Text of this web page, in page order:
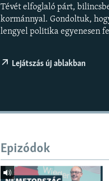
Tévét elfoglaló párt,
kormánnyal. Gondoltuk,
lengyel politika egyenesen
Lejátszás új ablakban
Epizódok